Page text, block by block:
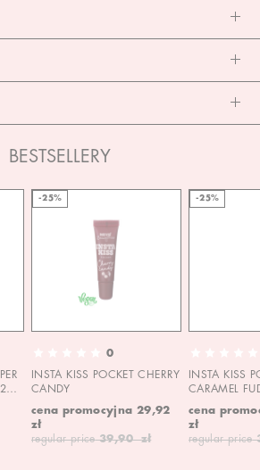
BESTSELLERY
-25%
0
INSTA KISS POCKET CHERRY
CANDY
cena promocyjna 29,92
zł
regular price 39,90 zł
-25%
INSTA KISS
CARAMEL
cena
zł
regular price